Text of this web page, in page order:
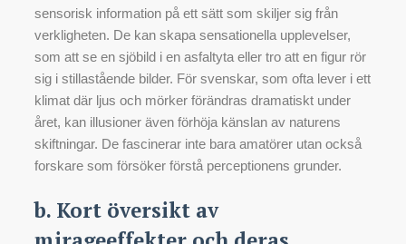
sensorisk information på ett sätt som skiljer sig från
verkligheten. De kan skapa sensationella upplevelser,
som att se en sjöbild i en asfaltyta eller tro att en figur rör
sig i stillastående bilder. För svenskar, som ofta lever i ett
klimat där ljus och mörker förändras dramatiskt under
året, kan illusioner även förhöja känslan av naturens
skiftningar. De fascinerar inte bara amatörer utan också
forskare som försöker förstå perceptionens grunder.
b. Kort översikt av